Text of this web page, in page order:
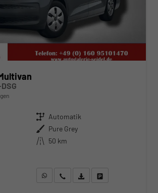
Getriebe Automatik
Außenfarbe Pure Grey
Kilometerstand 50 km
WhatsApp anfragen
Wir rufen Sie anFahrzeugexposé (PDF)
Fahrzeug parken